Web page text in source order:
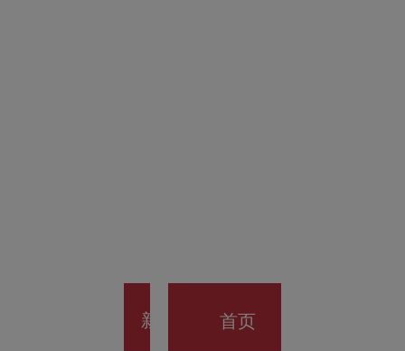
开业大
新 首页